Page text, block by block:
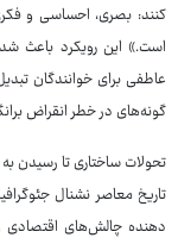
کنند: بصری، احساسی و
است.» این رویکرد باعث
عاطفی برای خوانندگان
گونه‌های در خطر انقراض
تحولات ساختاری تا رسیدن
تاریخ معاصر نشنال